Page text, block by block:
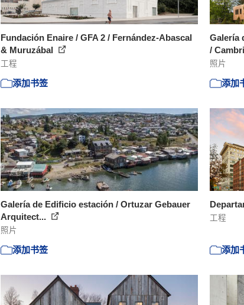
Fundación Enaire / GFA 2 / Fernández-Abascal
& Muruzábal
工程
添加书签
Galería
/
照片
添加
Galería de Edificio estación / Ortuzar Gebauer
Arquitect...
照片
添加书签
工程
添加